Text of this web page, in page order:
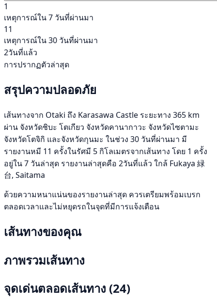
1
เหตุการณ์ใน 7 วันที่ผ่านมา
11
เหตุการณ์ใน 30 วันที่ผ่านมา
2วันที่แล้ว
การปรากฏตัวล่าสุด
สรุปความปลอดภัย
เส้นทางจาก Otaki ถึง Karasawa Castle ระยะทาง 365 km
ผ่าน จังหวัดชิบะ โตเกียว จังหวัดคานากาวะ จังหวัดไซตามะ
จังหวัดโตจิกิ และจังหวัดกุนมะ ในช่วง 30 วันที่ผ่านมา มี
รายงานหมี 11 ครั้งในรัศมี 5 กิโลเมตรจากเส้นทาง โดย 1 ครั้ง
อยู่ใน 7 วันล่าสุด รายงานล่าสุดคือ 2วันที่แล้ว ใกล้ Fukaya 緑
台, Saitama
ด้วยความหนาแน่นของรายงานล่าสุด ควรเตรียมพร้อมเบรก
ตลอดเวลาและไม่หยุดรถในจุดที่มีการแจ้งเตือน
เส้นทางของคุณ
ภาพรวมเส้นทาง
จุดเด่นตลอดเส้นทาง (24)